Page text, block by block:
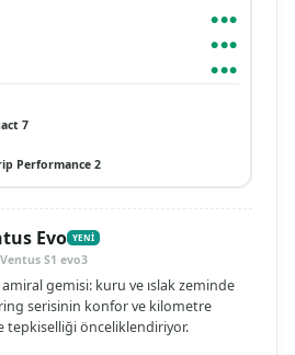
●●●
●●●
●●●
7
Performance 2
Evo YENİ
S1 evo3
gemisi: kuru ve ıslak zeminde
serisinin konfor ve kilometre
tepkiselliği önceliklendiriyor.